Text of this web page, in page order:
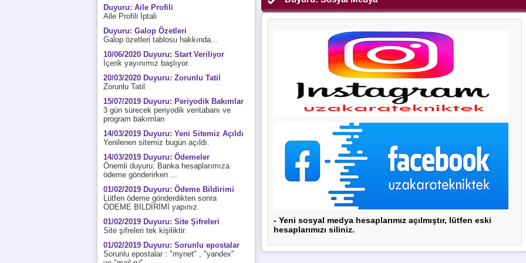
Duyuru: Aile Profili
Aile Profili İptali
Duyuru: Galop Özetleri
Galop özetleri tablosu hakkında...
10/06/2020 Duyuru: Start Veriliyor
İçerik yayınımız başlıyor.
20/03/2020 Duyuru: Zorunlu Tatil
Zorunlu Tatil
15/07/2019 Duyuru: Periyodik Bakımlar
3 gün sürecek periyodik veritabanı ve
program bakımları
14/03/2019 Duyuru: Yeni Sitemiz Açıldı
Yenilenen sitemiz bugün açıldı.
14/03/2019 Duyuru: Ödemeler
Önemli duyuru: Banka hesaplarımıza
ödeme gönderirken ...
01/02/2019 Duyuru: Ödeme Bildirimi
Lütfen ödeme gönderdikten sonra
ÖDEME BİLDİRİMİ yapınız.
01/02/2019 Duyuru: Site Şifreleri
Site şifreleri tek kişiliktir.
01/02/2019 Duyuru: Sorunlu epostalar
Sorunlu epostalar : "mynet" , "yandex"
- Yeni sosyal medya hesaplarımız açılmıştır, lütfen eski
hesaplarımızı siliniz.